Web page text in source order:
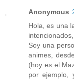
Anonymous
Hola, es una
Soy una
animes,
(hoy es el
por ejemplo,